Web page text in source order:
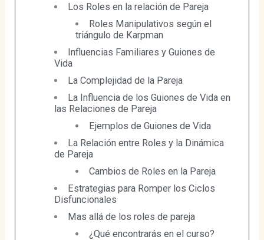
Los Roles en la relación de Pareja
Roles Manipulativos según el
triángulo de Karpman
Influencias Familiares y Guiones de
Vida
La Complejidad de la Pareja
La Influencia de los Guiones de Vida en
las Relaciones de Pareja
Ejemplos de Guiones de Vida
La Relación entre Roles y la Dinámica
de Pareja
Cambios de Roles en la Pareja
Estrategias para Romper los Ciclos
Disfuncionales
Mas allá de los roles de pareja
¿Qué encontrarás en el curso?